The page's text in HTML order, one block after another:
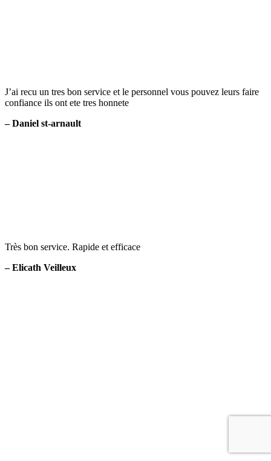
J’ai recu un tres bon service et le personnel vous pouvez leurs faire
confiance ils ont ete tres honnete
– Daniel st-arnault
Très bon service. Rapide et efficace
– Elicath Veilleux